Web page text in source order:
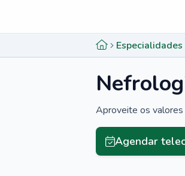
Especialidades
Aproveite os valores
Agendar